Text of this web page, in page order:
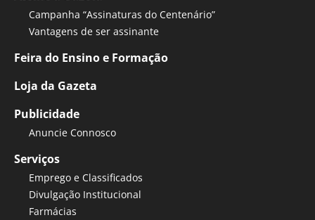
Campanha “Assinaturas do Centenário”
Vantagens de ser assinante
Feira do Ensino e Formação
Loja da Gazeta
Publicidade
Anuncie Connosco
Serviços
Emprego e Classificados
Divulgação Institucional
Farmácias